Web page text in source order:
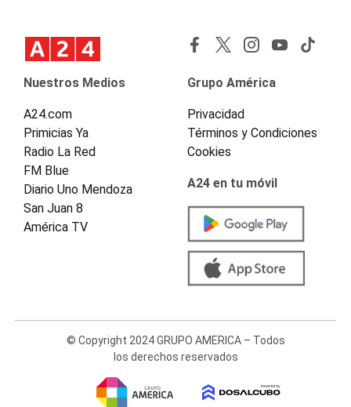
Nuestros Medios
A24.com
Primicias Ya
Radio La Red
FM Blue
Diario Uno Mendoza
San Juan 8
América TV
Grupo América
Privacidad
Términos y Condiciones
Cookies
A24 en tu móvil
© Copyright 2024 GRUPO AMERICA – Todos
los derechos reservados